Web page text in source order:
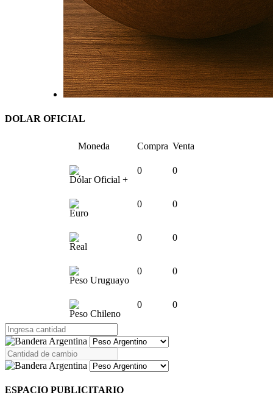
DOLAR OFICIAL
Moneda Compra Venta
Dólar Oficial +
0 0
Euro
0 0
Real
0 0
Peso Uruguayo
0 0
Peso Chileno
0 0
ESPACIO PUBLICITARIO